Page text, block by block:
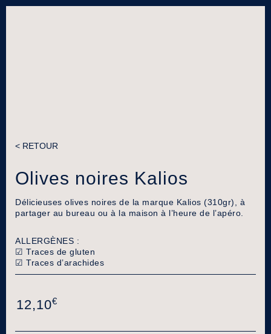
< RETOUR
Olives noires Kalios
Délicieuses olives noires de la marque Kalios (310gr), à
partager au bureau ou à la maison à l’heure de l’apéro.
ALLERGÈNES :
☑︎ Traces de gluten
☑︎ Traces d’arachides
12,10€